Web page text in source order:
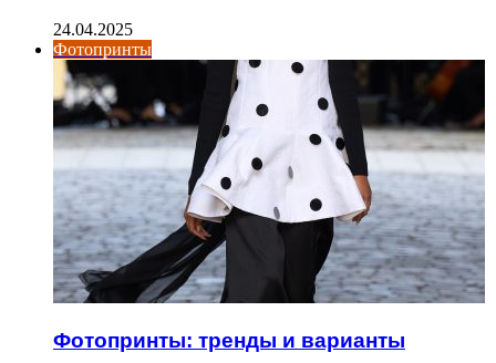
24.04.2025
Фотопринты
Фотопринты: тренды и варианты